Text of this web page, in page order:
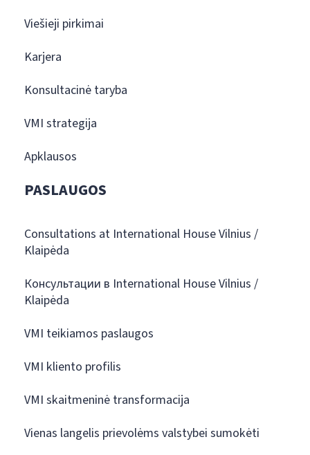
Viešieji pirkimai
Karjera
Konsultacinė taryba
VMI strategija
Apklausos
PASLAUGOS
Consultations at International House Vilnius /
Klaipėda
Консультации в International House Vilnius /
Klaipėda
VMI teikiamos paslaugos
VMI kliento profilis
VMI skaitmeninė transformacija
Vienas langelis prievolėms valstybei sumokėti